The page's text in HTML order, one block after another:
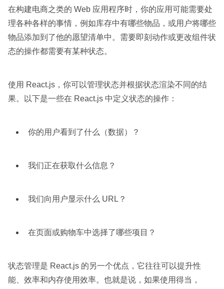
在构建电商之类的 Web 应用程序时，你的应用可能需要处
理各种各样的事情，例如库存中有哪些物品，或用户将哪些
物品添加到了他的愿望清单中。需要即刻动作或更改组件状
态的操作都需要有某种状态。
使用 React.js，你可以管理状态并根据状态渲染不同的结
果。以下是一些在 React.js 中定义状态的操作：
你的用户看到了什么（数据）？
我们正在获取什么信息？
我们向用户显示什么 URL？
在页面或购物车中选择了哪些项目？
状态管理是 React.js 的另一个优点，它往往可以提升性
能、效率和内存使用效率。也就是说，如果使用得当，